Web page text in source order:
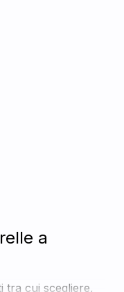
a
tra cui scegliere,